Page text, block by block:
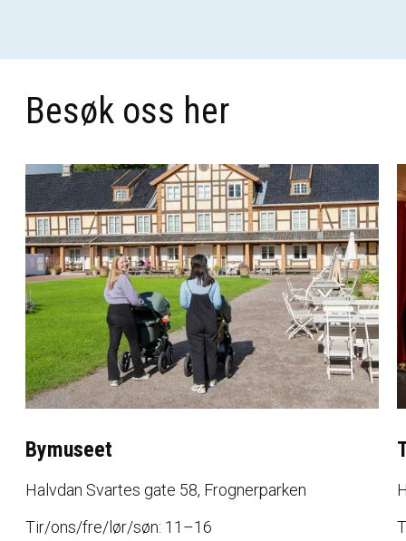
Besøk oss her
Bymuseet
Halvdan Svartes gate 58, Frognerparken
Tir/ons/fre/lør/søn: 11–16